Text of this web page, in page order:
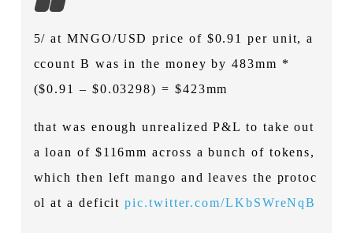
5/ at MNGO/USD price of $0.91 per unit, a
ccount B was in the money by 483mm *
($0.91 – $0.03298) = $423mm
that was enough unrealized P&L to take out
a loan of $116mm across a bunch of tokens,
which then left mango and leaves the protoc
ol at a deficitpic.twitter.com/LKbSWreNqB